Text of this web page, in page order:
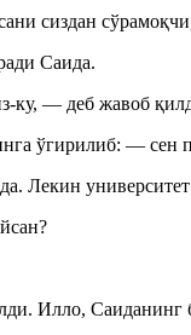
сиздан
Саида.
— деб жавоб
ўгирилиб: — сен
Лекин
Илло,